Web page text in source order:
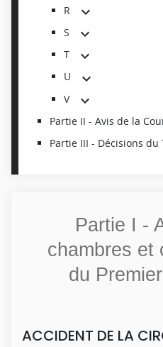
R
S
T
U
V
Partie II - Avis de la
Partie III - Décisions
Partie I -
chambres et
du
ACCIDENT DE LA